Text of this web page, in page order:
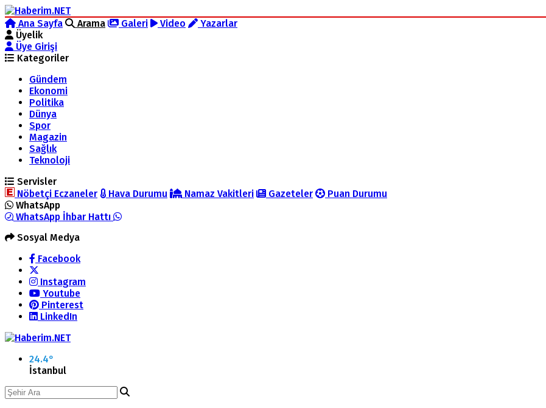
Ana Sayfa Arama Galeri Video
Yazarlar
Üyelik
Üye Girişi
Kategoriler
Gündem
Ekonomi
Politika
Dünya
Spor
Magazin
Sağlık
Teknoloji
Servisler
Nöbetçi Eczaneler
Hava Durumu Namaz Vakitleri Gazeteler
Puan Durumu
WhatsApp
WhatsApp İhbar Hattı
Sosyal Medya
Facebook
Instagram
Youtube
Pinterest
LinkedIn
24.4°
İstanbul